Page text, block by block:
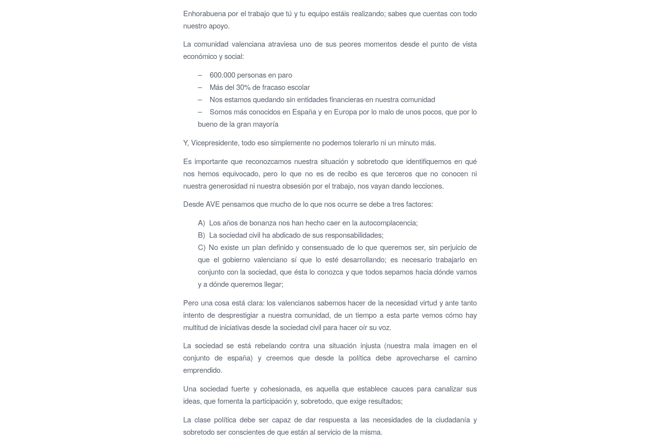
Enhorabuena por el trabajo que tú y tu equipo estáis realizando; sabes que cuentas con todo
nuestro apoyo.
La comunidad valenciana atraviesa uno de sus peores momentos desde el punto de vista
económico y social:
– 600.000 personas en paro
– Más del 30% de fracaso escolar
– Nos estamos quedando sin entidades financieras en nuestra comunidad
– Somos más conocidos en España y en Europa por lo malo de unos pocos, que por lo
bueno de la gran mayoría
Y, Vicepresidente, todo eso simplemente no podemos tolerarlo ni un minuto más.
Es importante que reconozcamos nuestra situación y sobretodo que identifiquemos en qué
nos hemos equivocado, pero lo que no es de recibo es que terceros que no conocen ni
nuestra generosidad ni nuestra obsesión por el trabajo, nos vayan dando lecciones.
Desde AVE pensamos que mucho de lo que nos ocurre se debe a tres factores:
A) Los años de bonanza nos han hecho caer en la autocomplacencia;
B) La sociedad civil ha abdicado de sus responsabilidades;
C) No existe un plan definido y consensuado de lo que queremos ser, sin perjuicio de
que el gobierno valenciano sí que lo esté desarrollando; es necesario trabajarlo en
conjunto con la sociedad, que ésta lo conozca y que todos sepamos hacia dónde vamos
y a dónde queremos llegar;
Pero una cosa está clara: los valencianos sabemos hacer de la necesidad virtud y ante tanto
intento de desprestigiar a nuestra comunidad, de un tiempo a esta parte vemos cómo hay
multitud de iniciativas desde la sociedad civil para hacer oír su voz.
La sociedad se está rebelando contra una situación injusta (nuestra mala imagen en el
conjunto de españa) y creemos que desde la política debe aprovecharse el camino
emprendido.
Una sociedad fuerte y cohesionada, es aquella que establece cauces para canalizar sus
ideas, que fomenta la participación y, sobretodo, que exige resultados;
La clase política debe ser capaz de dar respuesta a las necesidades de la ciudadanía y
sobretodo ser conscientes de que están al servicio de la misma.